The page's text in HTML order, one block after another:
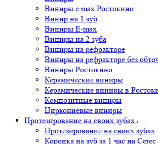
Виниры e.max Ростокино
Винир на 1 зуб
Виниры E-max
Виниры на 2 зуба
Виниры на рефракторе
Виниры на рефракторе без
Виниры Ростокино
Керамические виниры
Керамические виниры в
Композитные виниры
Циркониевые виниры
Протезирование на своих зубах
Протезирование на своих зубах
Коронка на зуб за 1 час на Cerec